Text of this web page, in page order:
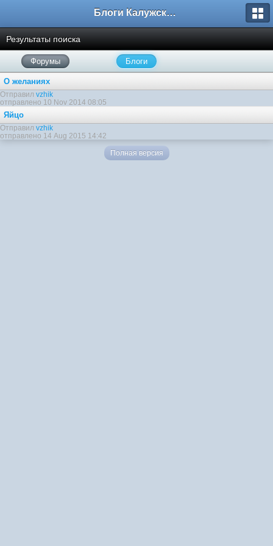
Блоги Калужского перекрестка
Результаты поиска
Форумы Блоги
О желаниях
Отправил vzhik
отправлено 10 Nov 2014 08:05
Яйцо
Отправил vzhik
отправлено 14 Aug 2015 14:42
Полная версия